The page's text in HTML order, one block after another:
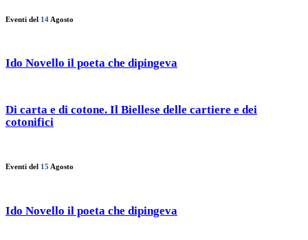
Eventi del 14 Agosto
Ido Novello il poeta che dipingeva
Di carta e di cotone. Il Biellese delle cartiere e dei
cotonifici
Eventi del 15 Agosto
Ido Novello il poeta che dipingeva